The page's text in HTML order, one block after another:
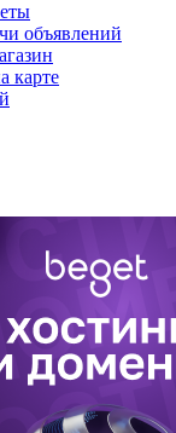
объявлений
карте